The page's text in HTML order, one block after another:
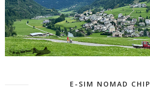
E-SIM NOMAD CHIP